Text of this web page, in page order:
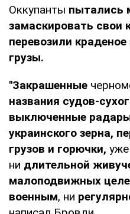
Оккупанты пытались
замаскировать свои
перевозили
грузы.
"Закрашенные
названия судов-
выключенные
украинского зерна,
грузов и горючки, уже
ни длительной
малоподвижных
военным, ни